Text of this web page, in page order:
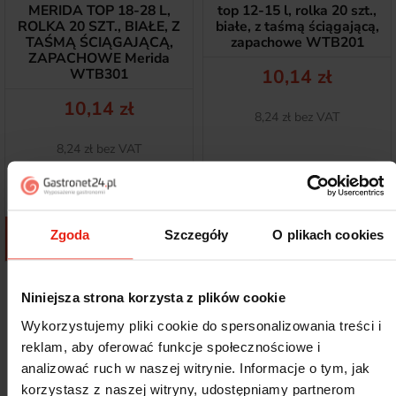
Zgoda Szczegóły O plikach cookies
Niniejsza strona korzysta z plików cookie
Wykorzystujemy pliki cookie do spersonalizowania treści i
reklam, aby oferować funkcje społecznościowe i
analizować ruch w naszej witrynie. Informacje o tym, jak
korzystasz z naszej witryny, udostępniamy partnerom
MERIDA TOP 18-28 L,
ROLKA 20 SZT., BIAŁE, Z
TAŚMĄ ŚCIĄGAJĄCĄ,
ZAPACHOWE Merida
WTB301
Cena
10,14 zł
Netto
8,24 zł bez VAT
Dodaj do koszyka
top 12-15 l, rolka 20 szt.,
białe, z taśmą ściągającą,
zapachowe WTB201
Cena
10,14 zł
Netto
8,24 zł bez VAT
Dodaj do koszyka
4.9
372opinii klientów
5 97%
4
3